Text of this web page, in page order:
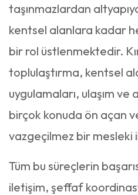
taşınmazlardan
kentsel alanlara kadar
bir rol üstlenmektedir.
toplulaştırma, kentsel
uygulamaları, ulaşım ve
birçok konuda ön açan
vazgeçilmez bir mesleki
Tüm bu süreçlerin
iletişim, şeffaf